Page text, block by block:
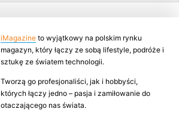
iMagazine to wyjątkowy na polskim rynku
magazyn, który łączy ze sobą lifestyle, podróże i
sztukę ze światem technologii.
Tworzą go profesjonaliści, jak i hobbyści,
których łączy jedno – pasja i zamiłowanie do
otaczającego nas świata.